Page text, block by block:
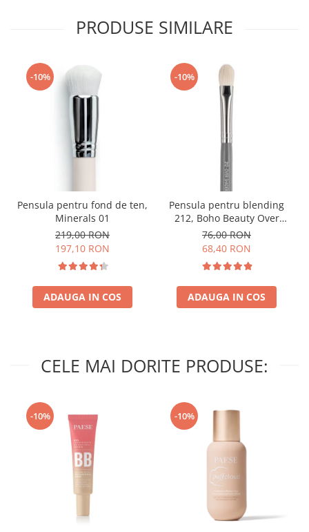
PRODUSE SIMILARE
-10%
Pensula pentru fond de ten,
Minerals 01
219,00 RON
197,10 RON
ADAUGA IN COS
-10%
Pensula pentru blending
212, Boho Beauty Over
Shader
76,00 RON
68,40 RON
ADAUGA IN COS
CELE MAI DORITE PRODUSE:
-10% -10%